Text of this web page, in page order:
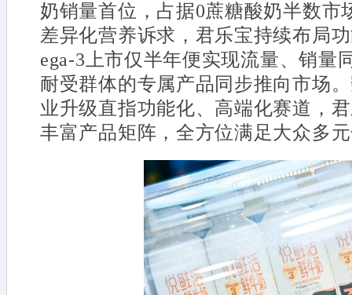
奶销量首位，占据0蔗糖酸奶半数市
差异化营养诉求，君乐宝持续布局
ega-3上市仅半年便实现流量、销量
耐受群体的专属产品同步推向市场
业升级直指功能化、高端化赛道，
丰富产品矩阵，全方位满足大众多